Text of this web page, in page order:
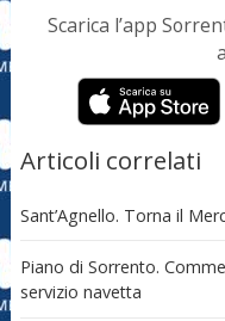
Scarica l’app
Articoli correlati
Sant’Agnello. Torna il
Piano di Sorrento.
servizio navetta